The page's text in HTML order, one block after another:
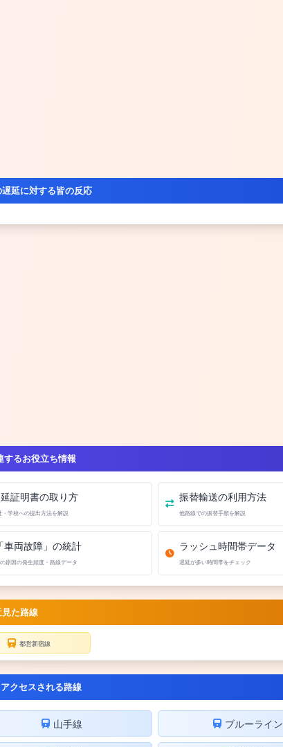
延に対する皆の反応
するお役立ち情報
証明書の取り方
・学校への提出方法を解説
振替輸送の利用方法
他路線での振替手順を解説
車両故障」の統計
原因の発生頻度・路線データ
ラッシュ時間帯データ
遅延が多い時間帯をチェック
た路線
都営新宿線
クセスされる路線
山手線 ブルーライン